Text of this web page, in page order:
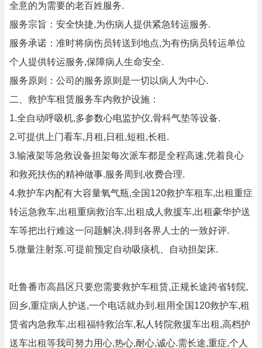
全意的为需要的老百姓服务.
服务宗旨：安全快捷,为伤病人提供紧急转运服务.
服务承诺：准时将病伤员转送到地点,为有伤病员转运单位
个人提供转运服务,保障病人生命安全.
服务原则：公司的服务原则是一切以病人为中心.
二、救护车租赁服务车内救护设施：
1.全自动呼吸机,多参数心电监护仪,骨科气垫等设备.
2.可提供上门看车,月租,日租,短租,长租.
3.输液架等急救设备担架每次派车都是全程高速,凭着良心
和救死扶伤的精神做事.服务周到,收费合理.
4.救护车内配有大容量氧气瓶,全国120救护车租车,出租重症
转运急救车,出租重病救治车,出租成人救援车,出租豪华护送
车等把出行难这一问题解决,得到各界人士的一致好评.
5.微量注射泵.可提前预定自动吸痰机、自动担架床.
吐鲁番市高昌区只要您需要救护车租赁,正规长途跨省转院,
回乡,重症病人护送,一个电话就办到.租用全国120救护车,租
赁省内急救车,出租福特救治车,私人转院救援车出租,高档护
送车出租等我司努力用心,热心,耐心,诚心.需长途,重症,个人